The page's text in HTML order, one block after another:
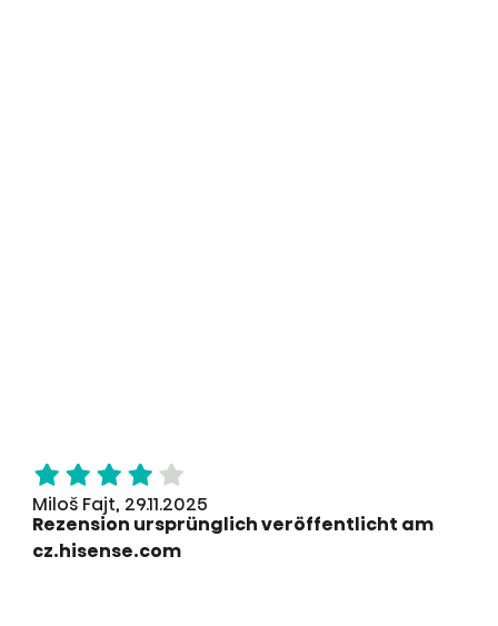
Miloš Fajt, 29.11.2025
Rezension ursprünglich veröffentlicht am
cz.hisense.com